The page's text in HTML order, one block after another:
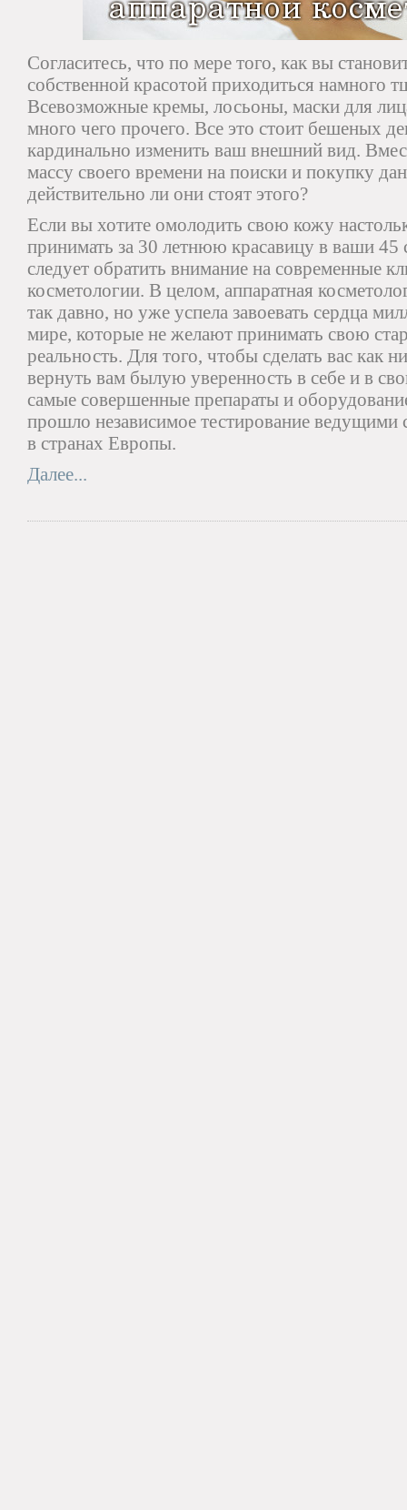
Согласитесь, что по мере того, как вы
собственной красотой приходиться намного
Всевозможные кремы, лосьоны, маски для
много чего прочего. Все это стоит бешеных
кардинально изменить ваш внешний вид.
массу своего времени на поиски и покупку
действительно ли они стоят этого?
Если вы хотите омолодить свою кожу
принимать за 30 летнюю красавицу в ваши 45
следует обратить внимание на современные
косметологии. В целом, аппаратная
так давно, но уже успела завоевать сердца
мире, которые не желают принимать свою
реальность. Для того, чтобы сделать вас как
вернуть вам былую уверенность в себе и в
самые совершенные препараты и
прошло независимое тестирование ведущими
в странах Европы.
Далее...